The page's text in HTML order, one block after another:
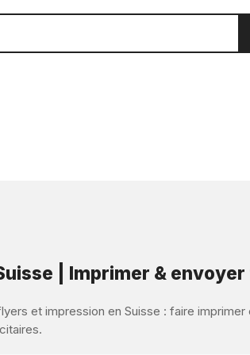
| Imprimer &
et impression en Suisse : faire